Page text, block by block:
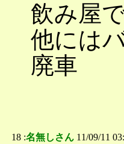
飲み屋
他には
廃車
18 :名無しさん 11/09/11